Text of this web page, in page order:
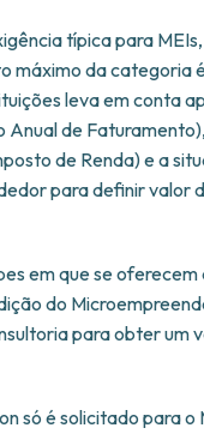
típica para
máximo da categoria
leva em conta
Anual de
de Renda) e a
para definir valor
em que se
do
para obter um
só é solicitado para o